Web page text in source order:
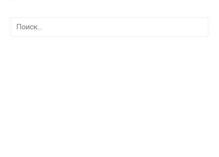
Найти: